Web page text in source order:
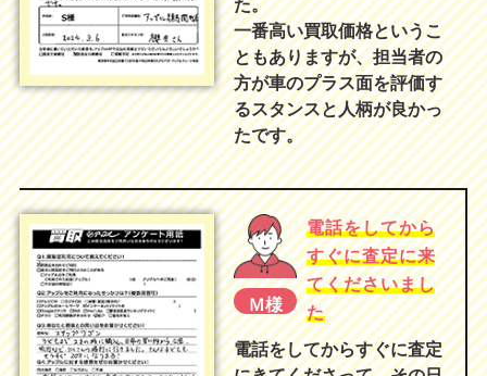
た。
一番高い買取価格というこ
ともありますが、担当者の
方が車のプラス面を評価す
るスタンスと人柄が良かっ
たです。
Ｍ様
電話をしてから
すぐに査定に来
てくださいまし
た
電話をしてからすぐに査定